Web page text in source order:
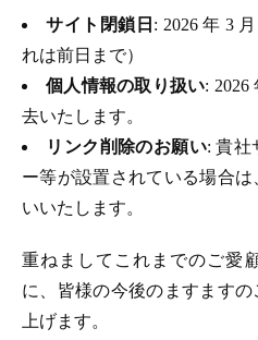
サイト閉鎖日 : 2026 年 3
れは前日まで）
個人情報の取り扱い: 2026
去いたします。
リンク削除のお願い: 貴社
ー等が設置されている場合
いいたします。
重ねましてこれまでのご愛
に、皆様の今後のますます
上げます。